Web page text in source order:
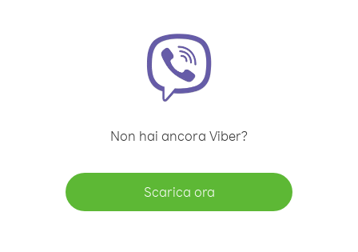
Non hai ancora Viber?
Scarica ora